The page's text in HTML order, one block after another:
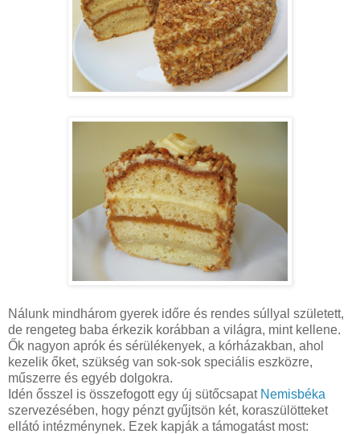
Nálunk mindhárom gyerek időre és rendes súllyal született,
de rengeteg baba érkezik korábban a világra, mint kellene.
Ők nagyon aprók és sérülékenyek, a kórházakban, ahol
kezelik őket, szükség van sok-sok speciális eszközre,
műszerre és egyéb dolgokra.
Idén ősszel is összefogott egy új sütőcsapat Nemisbéka
szervezésében, hogy pénzt gyűjtsön két, koraszülötteket
ellátó intézménynek. Ezek kapják a támogatást most: